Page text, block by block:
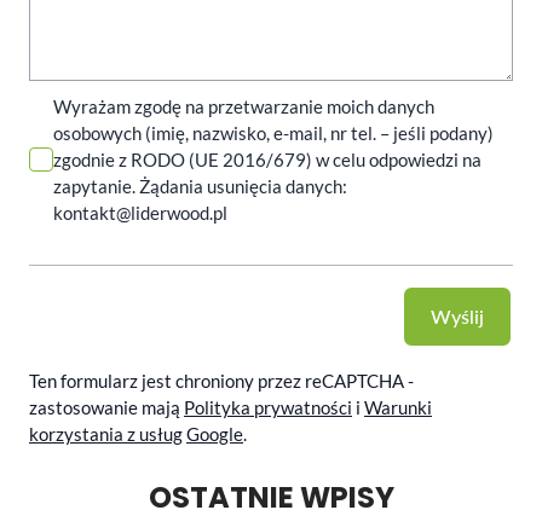
Wyrażam zgodę na przetwarzanie moich danych
osobowych (imię, nazwisko, e-mail, nr tel. – jeśli podany)
zgodnie z RODO (UE 2016/679) w celu odpowiedzi na
zapytanie. Żądania usunięcia danych:
kontakt@liderwood.pl
Wyślij
Ten formularz jest chroniony przez reCAPTCHA -
zastosowanie mają Polityka prywatności i Warunki
korzystania z usługGoogle.
OSTATNIE WPISY